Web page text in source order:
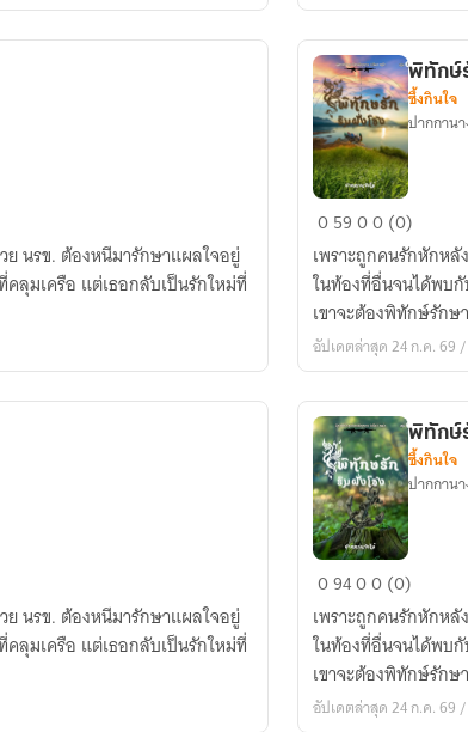
ย นรข. ต้องหนีมารักษาแผลใจอยู่
ลุมเครือ แต่เธอกลับเป็นรักใหม่ที่
พิทักษ์
ริม
ฝั่ง
โขง
เล่ม
พิทักษ์
ซึ้งกินใจ
ปากกาน
05900 (0)
เพราะถูกคนรักหักหลั
ในท้องที่อื่นจนได้พบกั
เขาจะต้องพิทักษ์รักษ
อัปเดตล่าสุด 24 ก.ค. 69
ย นรข. ต้องหนีมารักษาแผลใจอยู่
ลุมเครือ แต่เธอกลับเป็นรักใหม่ที่
พิทักษ์
ริม
ฝั่ง
โขง
เล่ม
พิทักษ์
ซึ้งกินใจ
ปากกาน
09400 (0)
เพราะถูกคนรักหักหลั
ในท้องที่อื่นจนได้พบกั
เขาจะต้องพิทักษ์รักษ
อัปเดตล่าสุด 24 ก.ค. 69